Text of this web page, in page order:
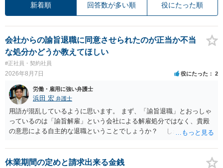
新着順 回答数が多い順 役にたった順
会社からの諭旨退職に同意させられたのが正当か不当
な処分かどうか教えてほしい
#正社員・契約社員
2026年8月7日 役にたった 2
労働・雇用に強い弁護士
浜田 宏 弁護士
用語が混乱しているように思います。 まず、「諭旨退職」とおっしゃ
っているのは「諭旨解雇」という会社による解雇処分ではなく、貴殿
の意思による自主的な退職ということでしょうか？ しかし、記載さ
す。 その場合、解雇には客観的で合理的な理由が必要であり、かつ
解雇という処分が社会通念上相当と認められない限り、解雇は無効で
休業期間の定めと請求出来る金銭